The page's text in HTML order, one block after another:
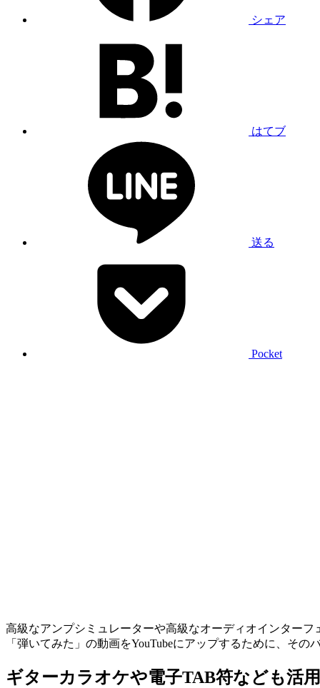
シェア
はてブ
送る
Pocket
高級なアンプシミュレーターや高級なオーディオインター
「弾いてみた」の動画をYouTubeにアップするために、そ
ギターカラオケや電子TAB符なども活用